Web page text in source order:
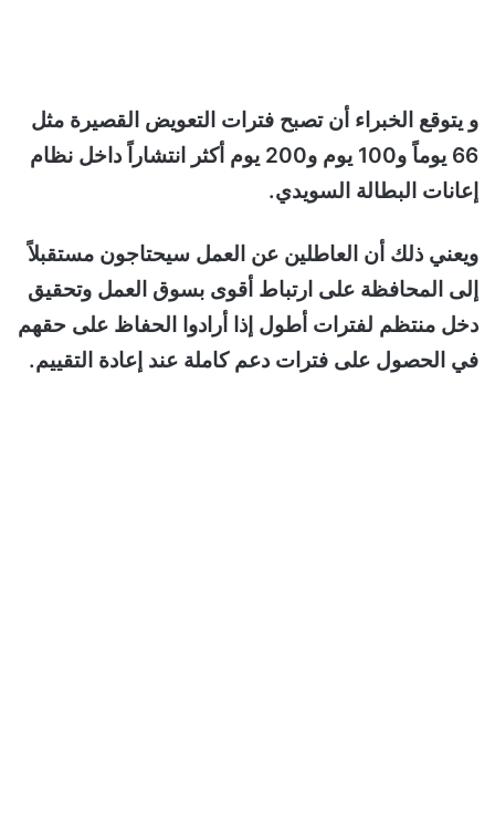
و يتوقع الخبراء أن تصبح فترات التعويض القصيرة مثل
66 يوماً و100 يوم و200 يوم أكثر انتشاراً داخل نظام
إعانات البطالة السويدي.
ويعني ذلك أن العاطلين عن العمل سيحتاجون مستقبلاً
إلى المحافظة على ارتباط أقوى بسوق العمل وتحقيق
دخل منتظم لفترات أطول إذا أرادوا الحفاظ على حقهم
في الحصول على فترات دعم كاملة عند إعادة التقييم.